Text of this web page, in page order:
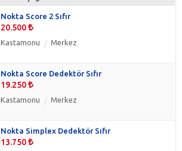
Nokta Score 2 Sıfır
20.500
Kastamonu Merkez
Nokta Score Dedektör Sıfır
19.250
Kastamonu Merkez
Nokta Simplex Dedektör Sıfır
13.750